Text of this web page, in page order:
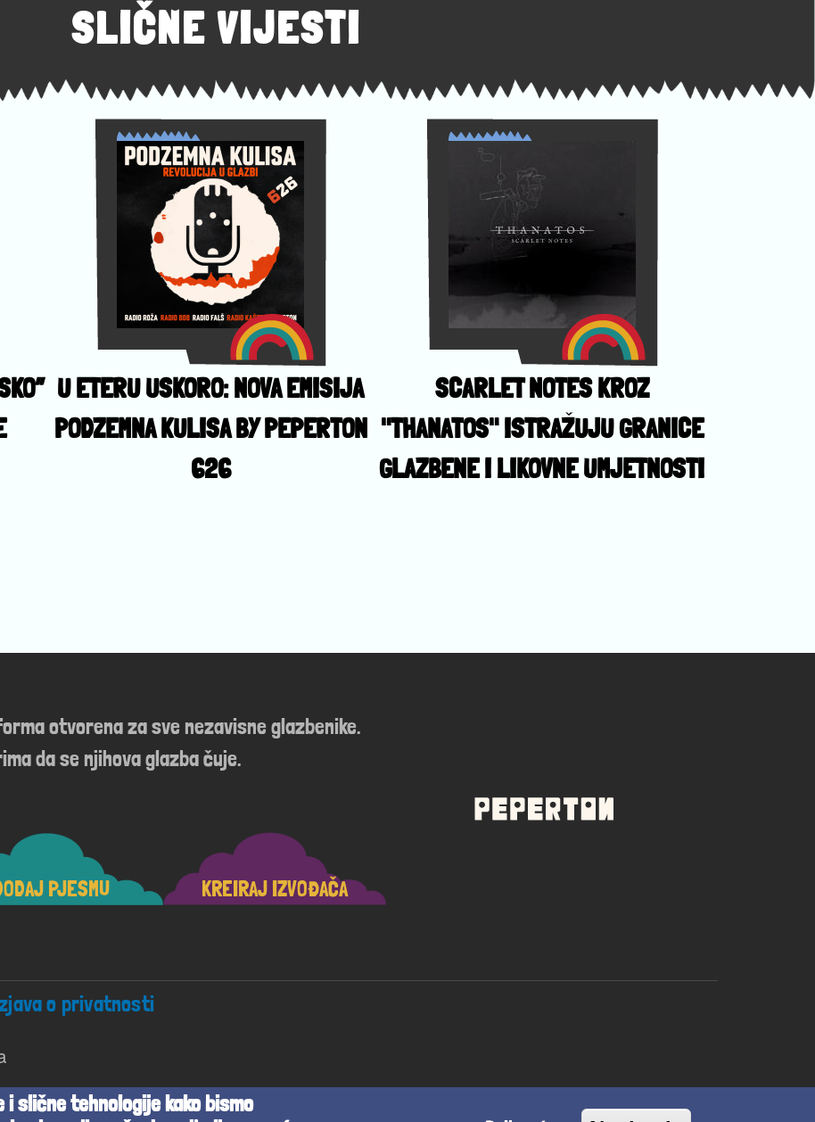
SLIČNE VIJESTI
U ETERU USKORO: NOVA EMISIJA
PODZEMNA KULISA BY PEPERTON
626
SCARLET NOTES KROZ
"THANATOS" ISTRAŽUJU GRANICE
GLAZBENE I LIKOVNE UMJETNOSTI
otvorena za sve nezavisne glazbenike.
da se njihova glazba čuje.
PJESMU KREIRAJ IZVOĐAČA
o privatnosti
slične tehnologije kako bismo